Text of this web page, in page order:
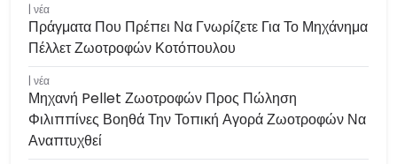
νέα
Πράγματα Που Πρέπει Να Γνωρίζετε Για Το Μηχάνημα
Πέλλετ Ζωοτροφών Κοτόπουλου
νέα
Μηχανή Pellet Ζωοτροφών Προς Πώληση
Φιλιππίνες Βοηθά Την Τοπική Αγορά Ζωοτροφών Να
Αναπτυχθεί